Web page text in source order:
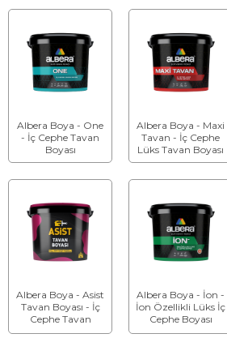
Albera Boya - One
- İç Cephe Tavan
Boyası
Albera Boya - Maxi
Tavan - İç Cephe
Lüks Tavan Boyası
Albera Boya - Asist
Tavan Boyası - İç
Cephe Tavan
Boyası
Albera Boya - İon -
İon Özellikli Lüks İç
Cephe Boyası